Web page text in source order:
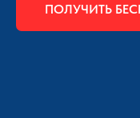
ПОЛУЧИТЬ